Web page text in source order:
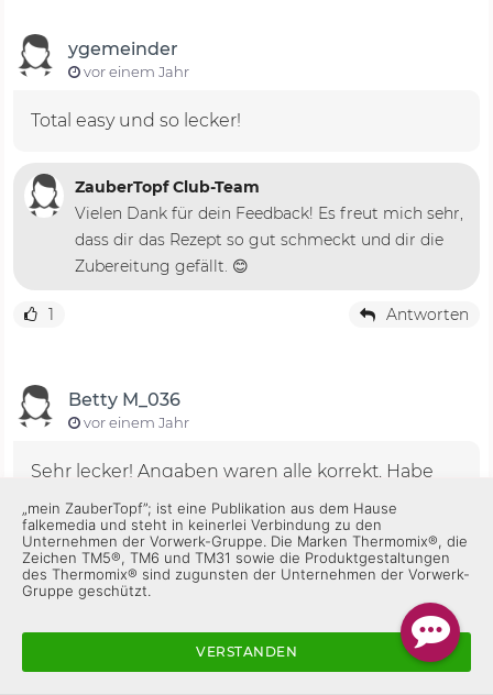
ygemeinder
vor einem Jahr
Total easy und so lecker!
ZauberTopf Club-Team
Vielen Dank für dein Feedback! Es freut mich sehr,
dass dir das Rezept so gut schmeckt und dir die
Zubereitung gefällt. 😊
1 Antworten
Betty M_036
vor einem Jahr
Sehr lecker! Angaben waren alle korrekt. Habe
Gefällt mir Antworten
sidi61.sb
„mein ZauberTopf”; ist eine Publikation aus dem Hause
falkemedia und steht in keinerlei Verbindung zu den
Unternehmen der Vorwerk-Gruppe. Die Marken Thermomix®, die
Zeichen TM5®, TM6 und TM31 sowie die Produktgestaltungen
des Thermomix® sind zugunsten der Unternehmen der Vorwerk-
Gruppe geschützt.
VERSTANDEN